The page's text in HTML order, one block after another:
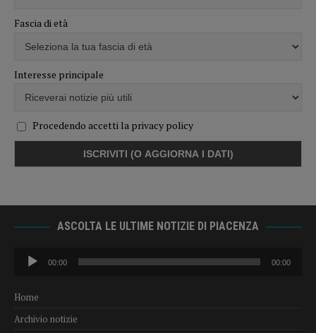
Fascia di età
Interesse principale
Procedendo accetti la privacy policy
ASCOLTA LE ULTIME NOTIZIE DI PIACENZA
Audio
Player
00:00 00:00
Home
Archivio notizie